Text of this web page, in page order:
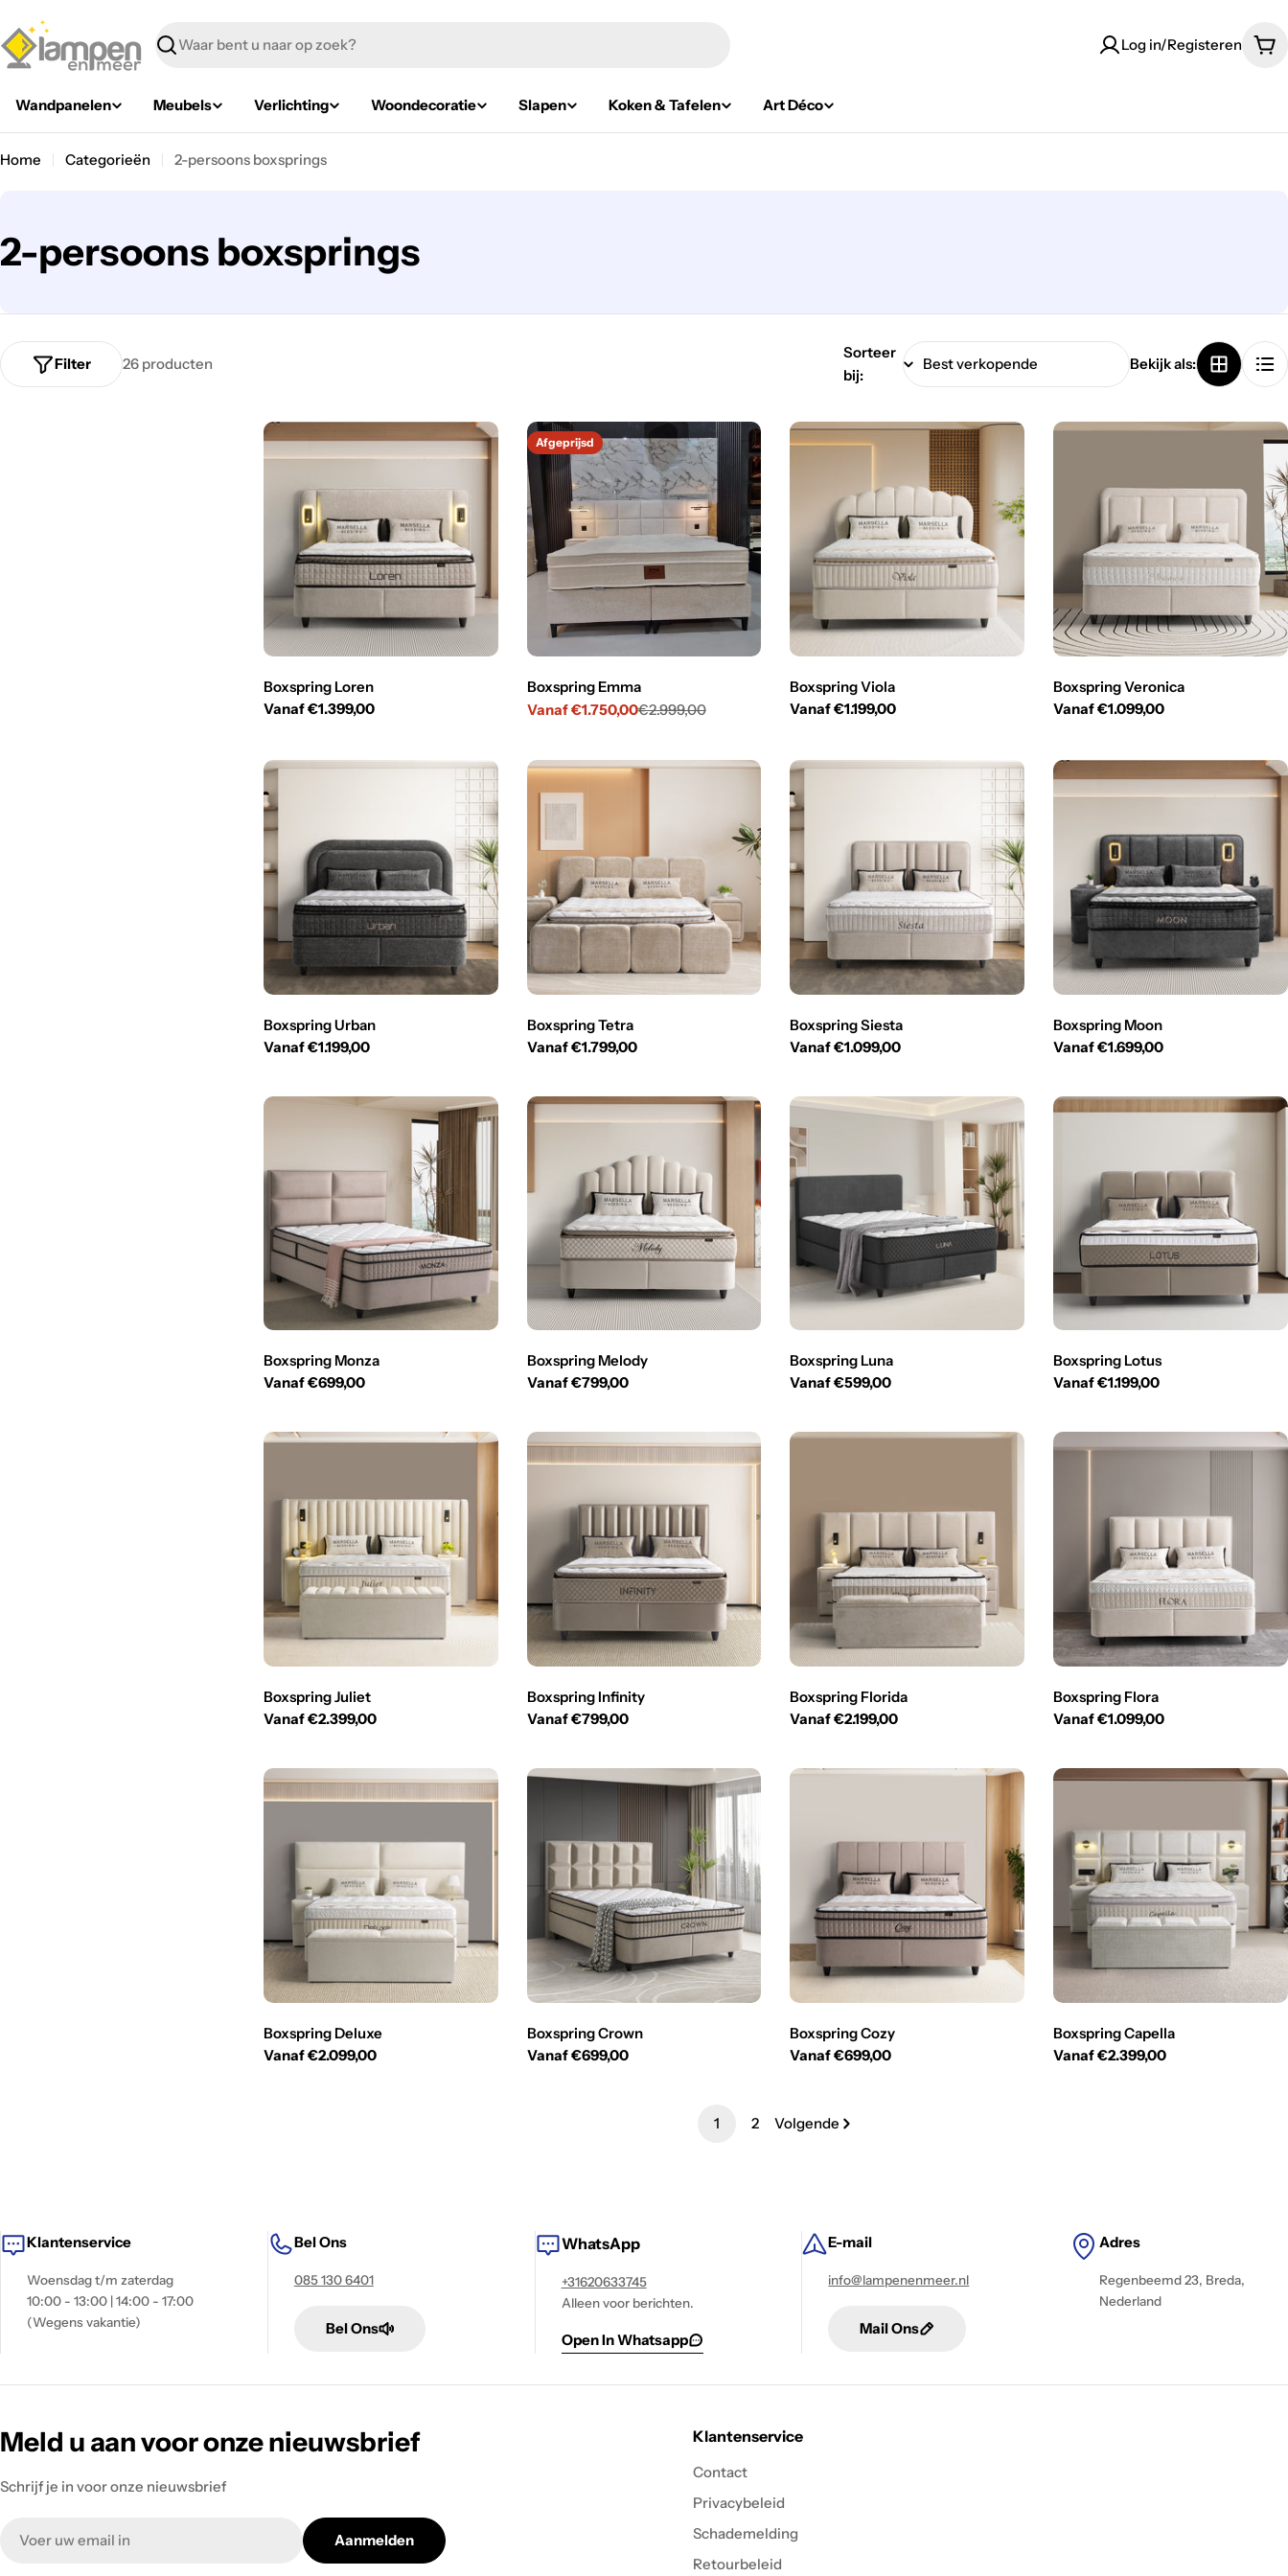
Zoeken
Log in/Registeren
Wandpanelen Meubels Verlichting Woondecoratie Slapen Koken & Tafelen Art Déco
Home Categorieën 2-persoons boxsprings
C
t
e
2-persoons boxsprings
26 producten
Filter
Sorteer
bij:
Bekijk als:
Boxspring Loren
Normale
Vanaf €1.399,00
Afgeprijsd
Boxspring Emma
Verkoopprijs
Vanaf €1.750,00
Normale
€2.999,00
Boxspring Viola
Normale
Vanaf €1.199,00
Boxspring Veronica
Normale
Vanaf €1.099,00
Boxspring Urban
Normale
Vanaf €1.199,00
Boxspring Tetra
Normale
Vanaf €1.799,00
Boxspring Siesta
Normale
Vanaf €1.099,00
Boxspring Moon
Normale
Vanaf €1.699,00
Boxspring Monza
Normale
Vanaf €699,00
Boxspring Melody
Normale
Vanaf €799,00
Boxspring Luna
Normale
Vanaf €599,00
Boxspring Lotus
Normale
Vanaf €1.199,00
Boxspring Juliet
Normale
Vanaf €2.399,00
Boxspring Infinity
Normale
Vanaf €799,00
Boxspring Florida
Normale
Vanaf €2.199,00
Boxspring Flora
Normale
Vanaf €1.099,00
Boxspring Deluxe
Normale
Vanaf €2.099,00
Boxspring Crown
Normale
Vanaf €699,00
Boxspring Cozy
Normale
Vanaf €699,00
Boxspring Capella
Normale
Vanaf €2.399,00
1 2 Volgende
Klantenservice
Woensdag t/m zaterdag
10:00 - 13:00 | 14:00 - 17:00
(Wegens vakantie)
Bel Ons
085 130 6401
Bel Ons
WhatsApp
+31620633745
Alleen voor berichten.
Open In Whatsapp
E-mail
info@lampenenmeer.nl
Mail Ons
Adres
Regenbeemd 23, Breda,
Nederland
Meld u aan voor onze nieuwsbrief
Schrijf je in voor onze nieuwsbrief
Aanmelden
Klantenservice
Contact
Privacybeleid
Schademelding
Retourbeleid